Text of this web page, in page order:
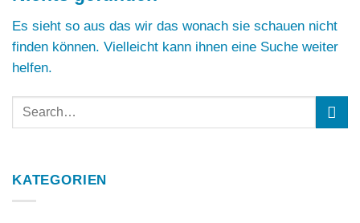
Es sieht so aus das wir das wonach sie schauen nicht
finden können. Vielleicht kann ihnen eine Suche weiter
helfen.
KATEGORIEN